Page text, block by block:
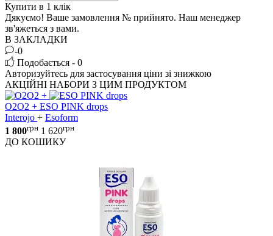
Купити в 1 клік
Дякуємо! Ваше замовлення № прийнято. Наш менеджер
зв'яжеться з вами.
В ЗАКЛАДКИ
-0
Подобається - 0
Авторизуйтесь для застосування ціни зі знижкою
АКЦІЙНІ НАБОРИ З ЦИМ ПРОДУКТОМ
+
O2O2 + ESO PINK drops
Interojo + Esoform
1 800грн 1 620грн
ДО КОШИКУ